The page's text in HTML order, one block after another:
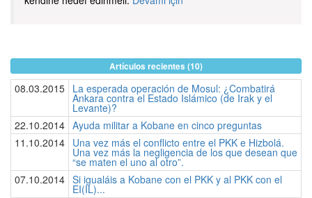
Artículos recientes (10)
08.03.2015 La esperada operación de Mosul: ¿Combatirá
Ankara contra el Estado Islámico (de Irak y el
Levante)?
22.10.2014 Ayuda militar a Kobane en cinco preguntas
11.10.2014 Una vez más el conflicto entre el PKK e Hizbolá.
Una vez más la negligencia de los que desean que
“se maten el uno al otro”.
07.10.2014 Si igualáis a Kobane con el PKK y al PKK con el
EI(IL)...